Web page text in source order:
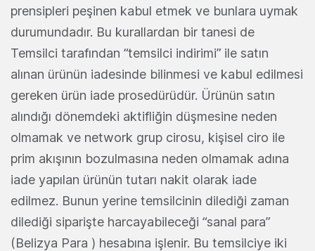
prensipleri peşinen kabul etmek ve bunlara uymak
durumundadır. Bu kurallardan bir tanesi de
Temsilci tarafından “temsilci indirimi” ile satın
alınan ürünün iadesinde bilinmesi ve kabul edilmesi
gereken ürün iade prosedürüdür. Ürünün satın
alındığı dönemdeki aktifliğin düşmesine neden
olmamak ve network grup cirosu, kişisel ciro ile
prim akışının bozulmasına neden olmamak adına
iade yapılan ürünün tutarı nakit olarak iade
edilmez. Bunun yerine temsilcinin dilediği zaman
dilediği siparişte harcayabileceği “sanal para”
(Belizya Para ) hesabına işlenir. Bu temsilciye iki